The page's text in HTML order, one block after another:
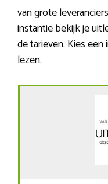
van grote
instantie bekijk je
de tarieven. Kies
lezen.